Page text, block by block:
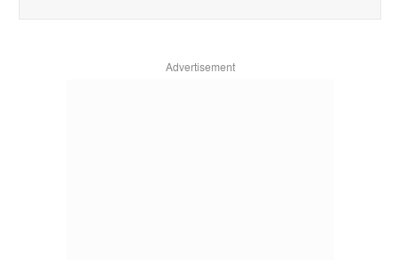
Advertisement